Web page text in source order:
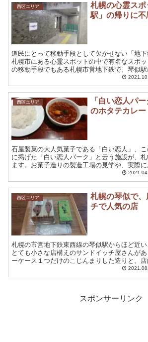
西区エリア
札幌の心霊ス
駅」の帰りに
道民にとって移動手段として欠かせない「地
札幌市にある心霊スポットの中で有名なスポ
の移動手段でもある札幌市営地下鉄で、琴似
そこに関わる不可解な心霊現象をご紹介いた
西区エリア
「白い恋人パ
のホタテカレー
石屋製菓の大人気菓子である「白い恋人」、
に掲げた「白い恋人パーク」と云う施設が、
ます。お菓子造りの製造工場の見学や、実際
ども出来るファミリー向けのテーマパークで
西区エリア
札幌の琴似で
チで人気の店
札幌の市営地下鉄東西線の琴似駅からほど近い
とても小さな店構えのサンドイッチ屋さんが
ーケース１つだけのこじんまりした造りと、
ーブル席が３つ程の店なのですが、次々とお
スポンサーリンク